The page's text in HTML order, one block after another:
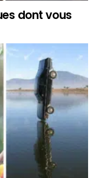
dont vous